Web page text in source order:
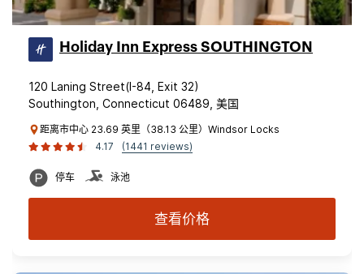
Holiday Inn Express SOUTHINGTON
120 Laning Street(I-84, Exit 32)
Southington, Connecticut 06489, 美国
距离市中心 23.69 英里（38.13 公里）Windsor Locks
4.17
(1441 reviews)
停车 泳池
查看价格